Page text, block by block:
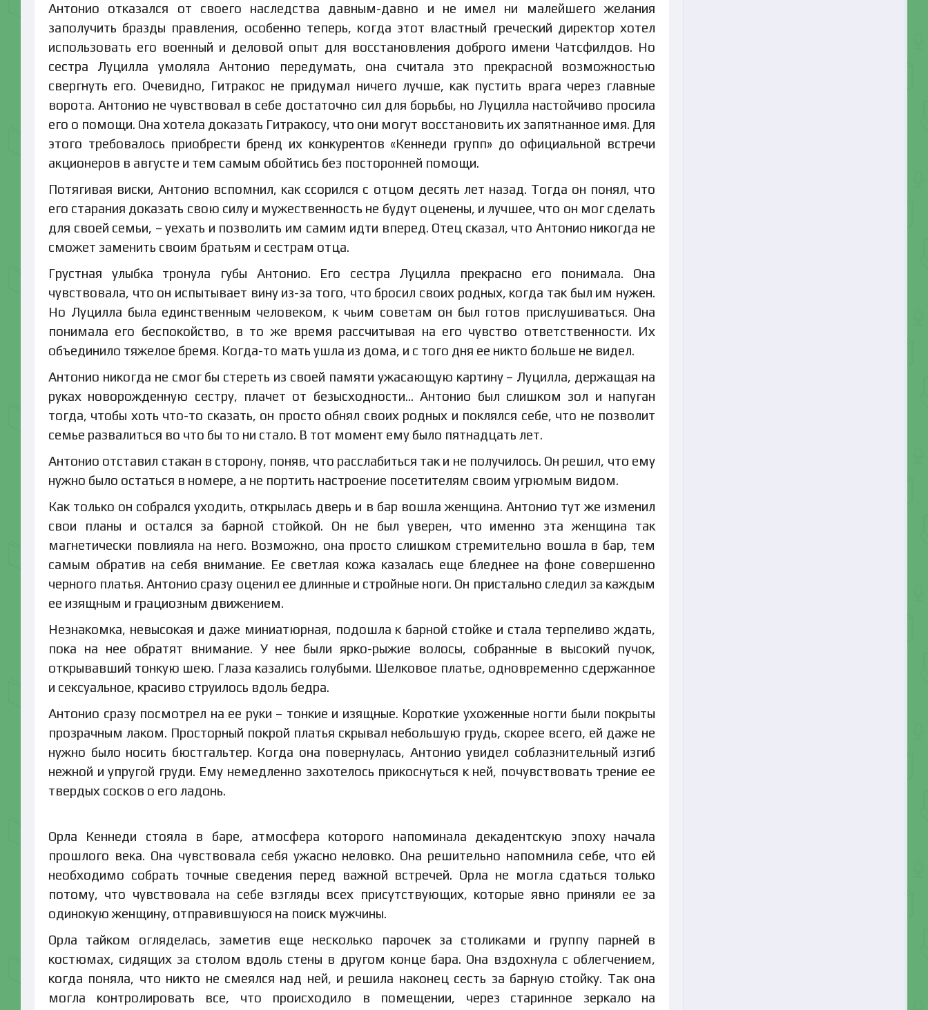
Антонио отказался от своего наследства давным-давно и не имел ни малейшего желания
заполучить бразды правления, особенно теперь, когда этот властный греческий директор хотел
использовать его военный и деловой опыт для восстановления доброго имени Чатсфилдов. Но
сестра Луцилла умоляла Антонио передумать, она считала это прекрасной возможностью
свергнуть его. Очевидно, Гитракос не придумал ничего лучше, как пустить врага через главные
ворота. Антонио не чувствовал в себе достаточно сил для борьбы, но Луцилла настойчиво просила
его о помощи. Она хотела доказать Гитракосу, что они могут восстановить их запятнанное имя. Для
этого требовалось приобрести бренд их конкурентов «Кеннеди групп» до официальной встречи
акционеров в августе и тем самым обойтись без посторонней помощи.
Потягивая виски, Антонио вспомнил, как ссорился с отцом десять лет назад. Тогда он понял, что
его старания доказать свою силу и мужественность не будут оценены, и лучшее, что он мог сделать
для своей семьи, – уехать и позволить им самим идти вперед. Отец сказал, что Антонио никогда не
сможет заменить своим братьям и сестрам отца.
Грустная улыбка тронула губы Антонио. Его сестра Луцилла прекрасно его понимала. Она
чувствовала, что он испытывает вину из-за того, что бросил своих родных, когда так был им нужен.
Но Луцилла была единственным человеком, к чьим советам он был готов прислушиваться. Она
понимала его беспокойство, в то же время рассчитывая на его чувство ответственности. Их
объединило тяжелое бремя. Когда-то мать ушла из дома, и с того дня ее никто больше не видел.
Антонио никогда не смог бы стереть из своей памяти ужасающую картину – Луцилла, держащая на
руках новорожденную сестру, плачет от безысходности… Антонио был слишком зол и напуган
тогда, чтобы хоть что-то сказать, он просто обнял своих родных и поклялся себе, что не позволит
семье развалиться во что бы то ни стало. В тот момент ему было пятнадцать лет.
Антонио отставил стакан в сторону, поняв, что расслабиться так и не получилось. Он решил, что ему
нужно было остаться в номере, а не портить настроение посетителям своим угрюмым видом.
Как только он собрался уходить, открылась дверь и в бар вошла женщина. Антонио тут же изменил
свои планы и остался за барной стойкой. Он не был уверен, что именно эта женщина так
магнетически повлияла на него. Возможно, она просто слишком стремительно вошла в бар, тем
самым обратив на себя внимание. Ее светлая кожа казалась еще бледнее на фоне совершенно
черного платья. Антонио сразу оценил ее длинные и стройные ноги. Он пристально следил за каждым
ее изящным и грациозным движением.
Незнакомка, невысокая и даже миниатюрная, подошла к барной стойке и стала терпеливо ждать,
пока на нее обратят внимание. У нее были ярко-рыжие волосы, собранные в высокий пучок,
открывавший тонкую шею. Глаза казались голубыми. Шелковое платье, одновременно сдержанное
и сексуальное, красиво струилось вдоль бедра.
Антонио сразу посмотрел на ее руки – тонкие и изящные. Короткие ухоженные ногти были покрыты
прозрачным лаком. Просторный покрой платья скрывал небольшую грудь, скорее всего, ей даже не
нужно было носить бюстгальтер. Когда она повернулась, Антонио увидел соблазнительный изгиб
нежной и упругой груди. Ему немедленно захотелось прикоснуться к ней, почувствовать трение ее
твердых сосков о его ладонь.
Орла Кеннеди стояла в баре, атмосфера которого напоминала декадентскую эпоху начала
прошлого века. Она чувствовала себя ужасно неловко. Она решительно напомнила себе, что ей
необходимо собрать точные сведения перед важной встречей. Орла не могла сдаться только
потому, что чувствовала на себе взгляды всех присутствующих, которые явно приняли ее за
одинокую женщину, отправившуюся на поиск мужчины.
Орла тайком огляделась, заметив еще несколько парочек за столиками и группу парней в
костюмах, сидящих за столом вдоль стены в другом конце бара. Она вздохнула с облегчением,
когда поняла, что никто не смеялся над ней, и решила наконец сесть за барную стойку. Так она
могла контролировать все, что происходило в помещении, через старинное зеркало на